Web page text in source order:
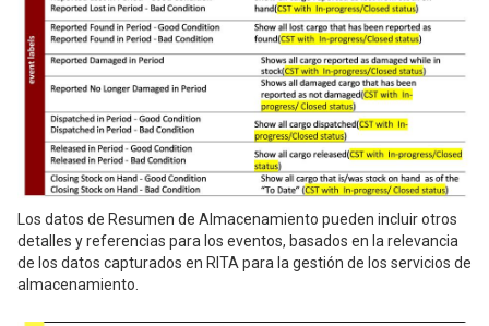
Los datos de Resumen de Almacenamiento pueden incluir otros
detalles y referencias para los eventos, basados en la relevancia
de los datos capturados en RITA para la gestión de los servicios de
almacenamiento.